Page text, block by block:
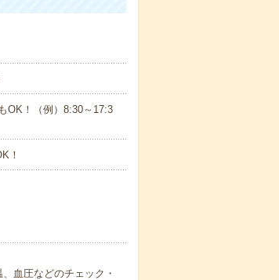
OK！（例）8:30～17:3
！
血圧などのチェック・